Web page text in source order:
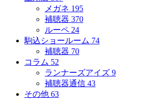
メガネ 195
補聴器 370
ルーペ 24
駒込ショールーム 74
補聴器 70
コラム 52
ランナーズアイズ 9
補聴器通信 43
その他 63